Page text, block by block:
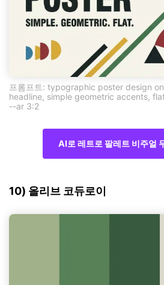
프롬프트: typographic poster design
headline, simple geometric accents,
--ar 3:2
AI로 레트로 팔레트 비주얼
10) 올리브 코듀로이